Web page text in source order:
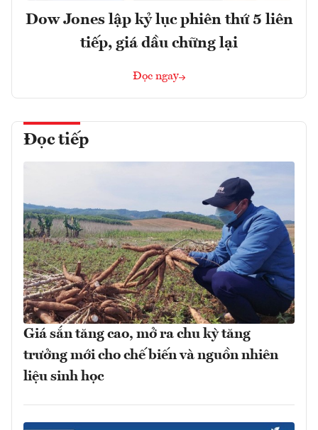
Dow Jones lập kỷ lục phiên thứ 5 liên
tiếp, giá dầu chững lại
Đọc ngay
Đọc tiếp
Giá sắn tăng cao, mở ra chu kỳ tăng
trưởng mới cho chế biến và nguồn nhiên
liệu sinh học